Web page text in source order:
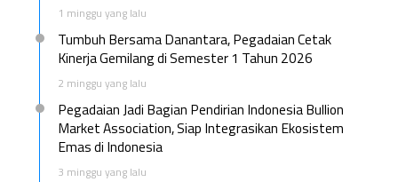
1 minggu yang lalu
Tumbuh Bersama Danantara, Pegadaian Cetak
Kinerja Gemilang di Semester 1 Tahun 2026
2 minggu yang lalu
Pegadaian Jadi Bagian Pendirian Indonesia Bullion
Market Association, Siap Integrasikan Ekosistem
Emas di Indonesia
3 minggu yang lalu